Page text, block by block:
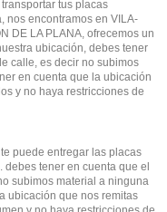
tus placas
nos encontramos en VILA-
DE LA PLANA, ofrecemos un
ubicación, debes tener
calle, es decir no subimos
en cuenta que la ubicación
y no haya restricciones de
puede entregar las placas
tener en cuenta que el
subimos material a ninguna
ubicación que nos remitas